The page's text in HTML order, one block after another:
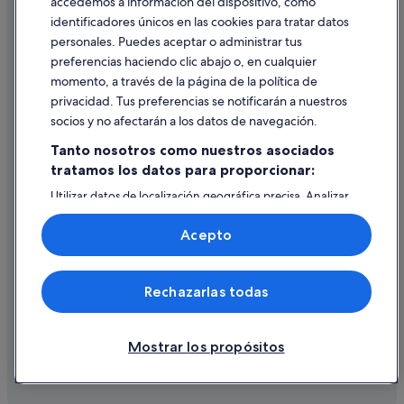
Ayuda
Cancelar un vuelo
Cancelar una reserva de hotel o de un alquiler vacacional
Utilizar un cupón de Expedia
Documentos para viajes internacionales
© 2026 Expedia, Inc., una empresa de Expedia Group. Todos los
derechos reservados. Expedia y el logotipo de Expedia son marcas
comerciales o marcas comerciales registradas de Expedia, Inc.
identificadores únicos en las cookies para tratar datos
personales. Puedes aceptar o administrar tus
preferencias haciendo clic abajo o, en cualquier
momento, a través de la página de la política de
privacidad. Tus preferencias se notificarán a nuestros
socios y no afectarán a los datos de navegación.
Tanto nosotros como nuestros asociados
tratamos los datos para proporcionar:
Utilizar datos de localización geográfica precisa. Analizar
activamente las características del dispositivo para su
identificación. Almacenar la información en un dispositivo
y/o acceder a ella. Publicidad y contenido personalizados,
medición de publicidad y contenido, investigación de
audiencia y desarrollo de servicios.
Lista de asociados (proveedores)
Mostrar los propósitos
Rechazarlas todas
Acepto